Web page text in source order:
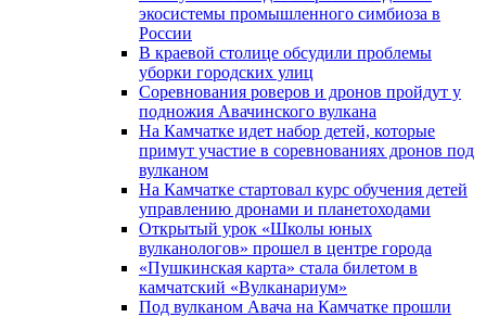
экосистемы промышленного симбиоза в
России
В краевой столице обсудили проблемы
уборки городских улиц
Соревнования роверов и дронов пройдут у
подножия Авачинского вулкана
На Камчатке идет набор детей, которые
примут участие в соревнованиях дронов под
вулканом
На Камчатке стартовал курс обучения детей
управлению дронами и планетоходами
Открытый урок «Школы юных
вулканологов» прошел в центре города
«Пушкинская карта» стала билетом в
камчатский «Вулканариум»
Под вулканом Авача на Камчатке прошли